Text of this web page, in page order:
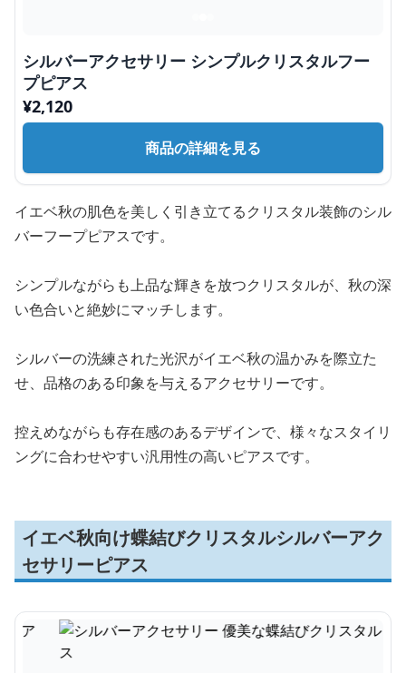
シルバーアクセサリー シンプルクリスタルフー
プピアス
¥2,120
商品の詳細を見る
イエベ秋の肌色を美しく引き立てるクリスタル装飾のシル
バーフープピアスです。
シンプルながらも上品な輝きを放つクリスタルが、秋の深
い色合いと絶妙にマッチします。
シルバーの洗練された光沢がイエベ秋の温かみを際立た
せ、品格のある印象を与えるアクセサリーです。
控えめながらも存在感のあるデザインで、様々なスタイリ
ングに合わせやすい汎用性の高いピアスです。
イエベ秋向け蝶結びクリスタルシルバーアク
セサリーピアス